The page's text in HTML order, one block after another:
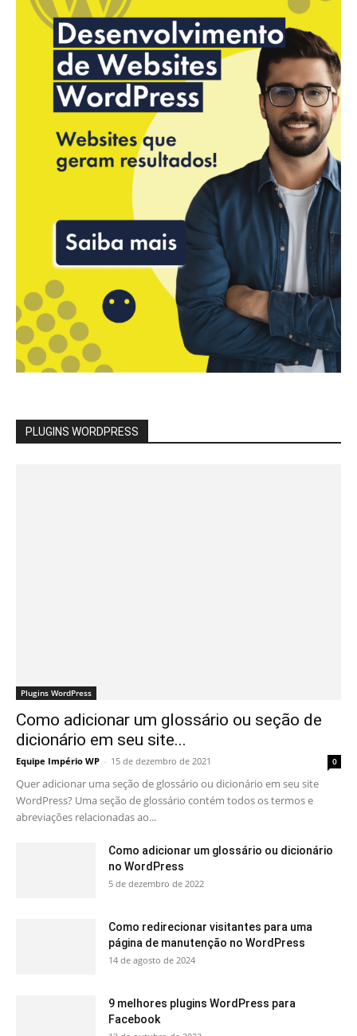
PLUGINS WORDPRESS
Plugins WordPress
Como adicionar um glossário ou seção de
dicionário em seu site...
Equipe Império WP - 15 de dezembro de 2021 0
Quer adicionar uma seção de glossário ou dicionário em seu site
WordPress? Uma seção de glossário contém todos os termos e
abreviações relacionadas ao...
Como adicionar um glossário ou dicionário
no WordPress
5 de dezembro de 2022
Como redirecionar visitantes para uma
página de manutenção no WordPress
14 de agosto de 2024
9 melhores plugins WordPress para
Facebook